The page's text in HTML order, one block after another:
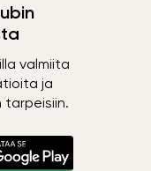
valmiita
ja
tarpeisiin.